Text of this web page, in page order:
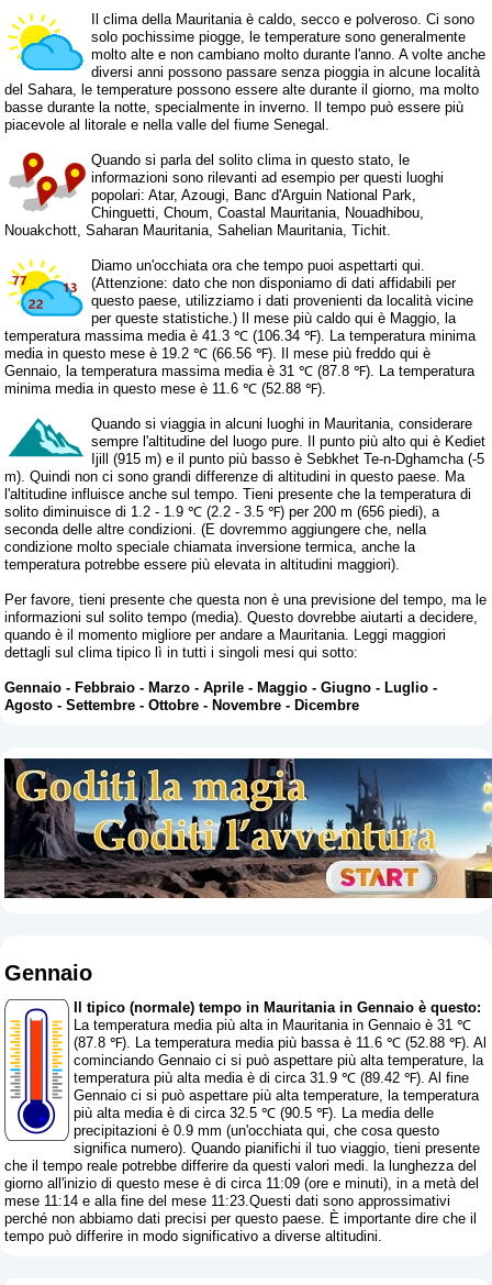
Il clima della Mauritania è caldo, secco e polveroso. Ci sono
solo pochissime piogge, le temperature sono generalmente
molto alte e non cambiano molto durante l'anno. A volte anche
diversi anni possono passare senza pioggia in alcune località
del Sahara, le temperature possono essere alte durante il giorno, ma molto
basse durante la notte, specialmente in inverno. Il tempo può essere più
piacevole al litorale e nella valle del fiume Senegal.
Quando si parla del solito clima in questo stato, le
informazioni sono rilevanti ad esempio per questi luoghi
popolari: Atar, Azougi, Banc d'Arguin National Park,
Chinguetti, Choum, Coastal Mauritania, Nouadhibou,
Nouakchott, Saharan Mauritania, Sahelian Mauritania, Tichit.
Diamo un'occhiata ora che tempo puoi aspettarti qui.
(Attenzione: dato che non disponiamo di dati affidabili per
questo paese, utilizziamo i dati provenienti da località vicine
per queste statistiche.) Il mese più caldo qui è Maggio, la
temperatura massima media è 41.3 ℃ (106.34 ℉). La temperatura minima
media in questo mese è 19.2 ℃ (66.56 ℉). Il mese più freddo qui è
Gennaio, la temperatura massima media è 31 ℃ (87.8 ℉). La temperatura
minima media in questo mese è 11.6 ℃ (52.88 ℉).
Quando si viaggia in alcuni luoghi in Mauritania, considerare
sempre l'altitudine del luogo pure. Il punto più alto qui è Kediet
Ijill (915 m) e il punto più basso è Sebkhet Te-n-Dghamcha (-5
m). Quindi non ci sono grandi differenze di altitudini in questo paese. Ma
l'altitudine influisce anche sul tempo. Tieni presente che la temperatura di
solito diminuisce di 1.2 - 1.9 ℃ (2.2 - 3.5 ℉) per 200 m (656 piedi), a
seconda delle altre condizioni. (E dovremmo aggiungere che, nella
condizione molto speciale chiamata inversione termica, anche la
temperatura potrebbe essere più elevata in altitudini maggiori).
Per favore, tieni presente che questa non è una previsione del tempo, ma le
informazioni sul solito tempo (media). Questo dovrebbe aiutarti a decidere,
quando è il momento migliore per andare a Mauritania. Leggi maggiori
dettagli sul clima tipico lì in tutti i singoli mesi qui sotto:
Gennaio -Febbraio -Marzo -Aprile -Maggio -Giugno -Luglio -
Agosto -Settembre -Ottobre -Novembre -Dicembre
Gennaio
Il tipico (normale) tempo in Mauritania in Gennaio è questo:
La temperatura media più alta in Mauritania in Gennaio è 31 ℃
(87.8 ℉). La temperatura media più bassa è 11.6 ℃ (52.88 ℉). Al
cominciando Gennaio ci si può aspettare più alta temperature, la
temperatura più alta media è di circa 31.9 ℃ (89.42 ℉). Al fine
Gennaio ci si può aspettare più alta temperature, la temperatura
più alta media è di circa 32.5 ℃ (90.5 ℉). La media delle
precipitazioni è 0.9 mm (un'occhiata qui, che cosa questo
significa numero). Quando pianifichi il tuo viaggio, tieni presente
che il tempo reale potrebbe differire da questi valori medi. la lunghezza del
giorno all'inizio di questo mese è di circa 11:09 (ore e minuti), in a metà del
mese 11:14 e alla fine del mese 11:23.Questi dati sono approssimativi
perché non abbiamo dati precisi per questo paese. È importante dire che il
tempo può differire in modo significativo a diverse altitudini.